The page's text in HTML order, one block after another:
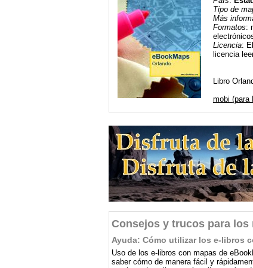
Tipo de
Más
Formatos:
Licencia:
licencia
Libro
mobi (para
Consejos y trucos para
Ayuda: Cómo utilizar los e-libros
Uso de los e-libros con mapas de
saber cómo de manera fácil y